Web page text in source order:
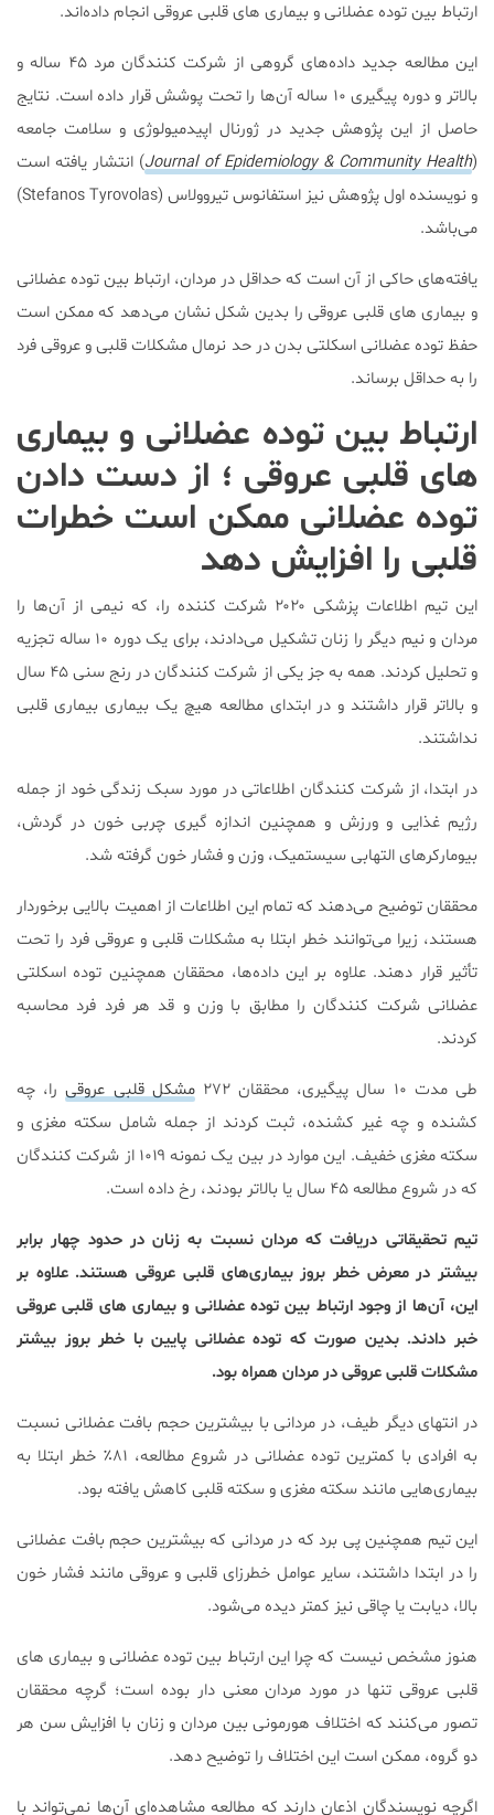
ارتباط بین توده عضلانی و بیماری های قلبی عروقی انجام داده‌اند.
این مطالعه جدید داده‌های گروهی از شرکت کنندگان مرد ۴۵ ساله و
بالاتر و دوره پیگیری ۱۰ ساله آن‌ها را تحت پوشش قرار داده است. نتایج
حاصل از این پژوهش جدید در ژورنال اپیدمیولوژی و سلامت جامعه
(
Journal of Epidemiology & Community Health) انتشار یافته است
و نویسنده اول پژوهش نیز استفانوس تیروولاس (Stefanos Tyrovolas)
می‌باشد.
یافته‌های حاکی از آن است که حداقل در مردان، ارتباط بین توده عضلانی
و بیماری‌ های قلبی عروقی را بدین شکل نشان می‌دهد که ممکن است
حفظ توده عضلانی اسکلتی بدن در حد نرمال مشکلات قلبی و عروقی فرد
را به حداقل برساند.
ارتباط بینتوده عضلانی و بیماری‌
های قلبی عروقی ؛ از دست دادن
توده عضلانی ممکن است خطرات
قلبی را افزایش دهد
این تیم اطلاعات پزشکی ۲۰۲۰ شرکت کننده را، که نیمی از آن‌ها را
مردان و نیم دیگر را زنان تشکیل می‌دادند، برای یک دوره ۱۰ ساله تجزیه
و تحلیل کردند. همه به جز یکی از شرکت کنندگان در رنج سنی ۴۵ سال
و بالاتر قرار داشتند و در ابتدای مطالعه هیچ یک بیماری بیماری قلبی
نداشتند.
در ابتدا، از شرکت کنندگان اطلاعاتی در مورد سبک زندگی خود از جمله
رژیم غذایی و ورزش و همچنین اندازه گیری چربی‌ خون در گردش،
بیومارکرهای التهابی سیستمیک، وزن و فشار خون گرفته شد.
محققان توضیح می‌دهند که تمام این اطلاعات از اهمیت بالایی برخوردار
هستند، زیرا می‌توانند خطر ابتلا به مشکلات قلبی و عروقی فرد را تحت
تأثیر قرار دهند. علاوه بر این داده‌ها، محققان همچنین توده اسکلتی
عضلانی شركت كنندگان را مطابق با وزن و قد هر فرد فرد محاسبه
كردند.
طی مدت ۱۰ سال پیگیری، محققان ۲۷۲ مشکل قلبی عروقیرا، چه
کشنده و چه غیر کشنده، ثبت کردند از جمله شامل سکته مغزی و
سکته مغزی خفیف. این موارد در بین یک نمونه ۱۰۱۹ از شرکت کنندگان
که در شروع مطالعه ۴۵ سال یا بالاتر بودند، رخ داده است.
تیم تحقیقاتی دریافت که مردان نسبت به زنان در حدود چهار برابر
بیشتر در معرض خطر بروز بیماری‌های قلبی عروقی هستند. علاوه بر
این، آن‌ها از وجود ارتباط بین توده عضلانی و بیماری‌ های قلبی عروقی
خبر دادند. بدین صورت که توده عضلانی پایین با خطر بروز بیشتر
مشکلات قلبی عروقی در مردان همراه بود.
در انتهای دیگر طیف، در مردانی با بیشترین حجم بافت عضلانی نسبت
به افرادی با کمترین توده عضلانی در شروع مطالعه، ۸۱٪ خطر ابتلا به
بیماری‌هایی مانند سكته مغزی و سكته قلبی كاهش یافته بود.
این تیم همچنین پی برد که در مردانی که بیشترین حجم بافت عضلانی
را در ابتدا داشتند، سایر عوامل خطرزای قلبی و عروقی مانند فشار خون
بالا، دیابت یا چاقی نیز کمتر دیده می‌شود.
هنوز مشخص نیست که چرا این ارتباط بین توده عضلانی و بیماری‌ های
قلبی عروقی تنها در مورد مردان معنی دار بوده است؛ گرچه محققان
تصور می‌کنند که اختلاف هورمونی بین مردان و زنان با افزایش سن هر
دو گروه، ممکن است این اختلاف را توضیح دهد.
اگرچه نویسندگان اذعان دارند كه مطالعه مشاهده‌ای آن‌ها نمی‌تواند با